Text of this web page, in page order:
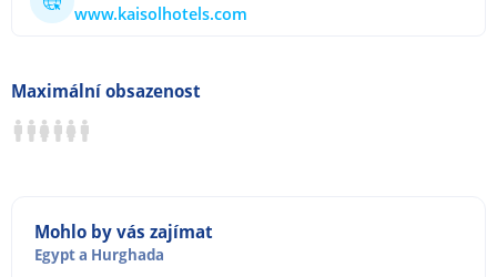
www.kaisolhotels.com
Maximální obsazenost
Mohlo by vás zajímat
Egypta Hurghada